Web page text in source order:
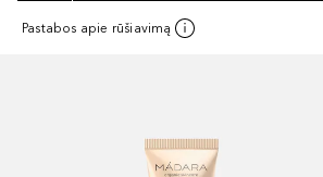
Pastabos apie rūšiavimą
+1